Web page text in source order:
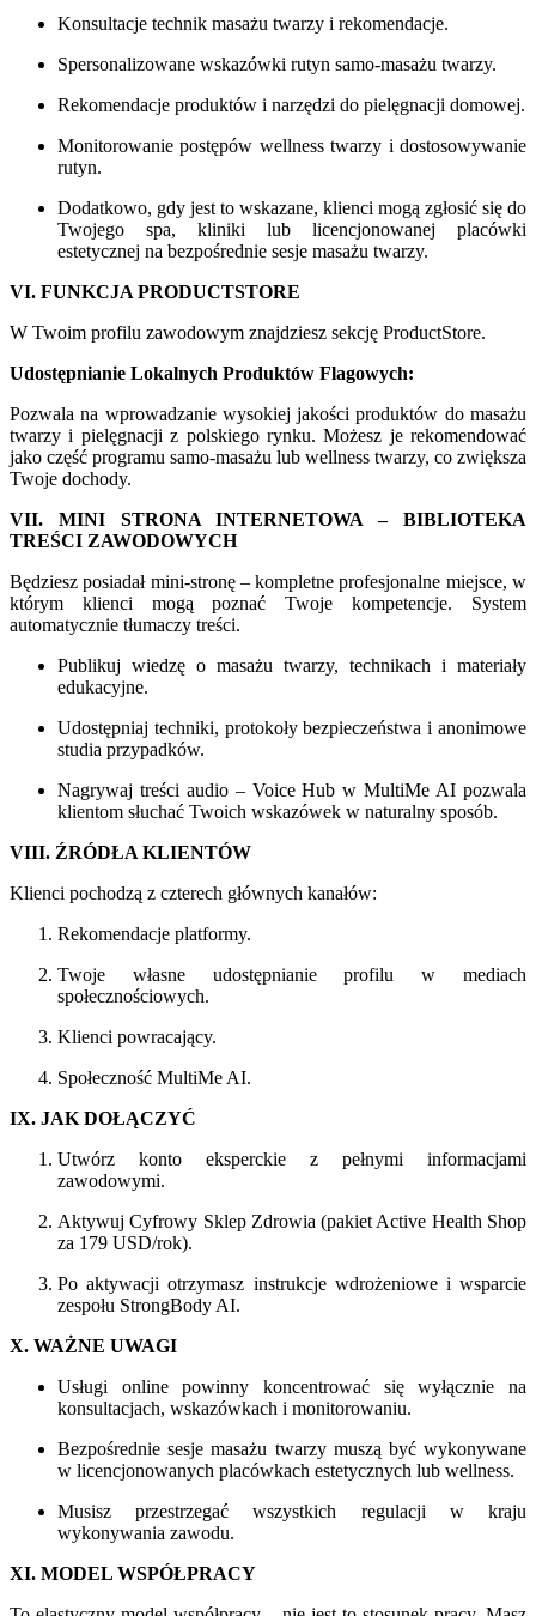
Konsultacje technik masażu twarzy i rekomendacje.
Spersonalizowane wskazówki rutyn samo-masażu twarzy.
Rekomendacje produktów i narzędzi do pielęgnacji domowej.
Monitorowanie postępów wellness twarzy i dostosowywanie
rutyn.
Dodatkowo, gdy jest to wskazane, klienci mogą zgłosić się do
Twojego spa, kliniki lub licencjonowanej placówki
estetycznej na bezpośrednie sesje masażu twarzy.
VI. FUNKCJA PRODUCTSTORE
W Twoim profilu zawodowym znajdziesz sekcję ProductStore.
Udostępnianie Lokalnych Produktów Flagowych:
Pozwala na wprowadzanie wysokiej jakości produktów do masażu
twarzy i pielęgnacji z polskiego rynku. Możesz je rekomendować
jako część programu samo-masażu lub wellness twarzy, co zwiększa
Twoje dochody.
VII. MINI STRONA INTERNETOWA – BIBLIOTEKA
TREŚCI ZAWODOWYCH
Będziesz posiadał mini-stronę – kompletne profesjonalne miejsce, w
którym klienci mogą poznać Twoje kompetencje. System
automatycznie tłumaczy treści.
Publikuj wiedzę o masażu twarzy, technikach i materiały
edukacyjne.
Udostępniaj techniki, protokoły bezpieczeństwa i anonimowe
studia przypadków.
Nagrywaj treści audio – Voice Hub w MultiMe AI pozwala
klientom słuchać Twoich wskazówek w naturalny sposób.
VIII. ŹRÓDŁA KLIENTÓW
Klienci pochodzą z czterech głównych kanałów:
Rekomendacje platformy.
Twoje własne udostępnianie profilu w mediach
społecznościowych.
Klienci powracający.
Społeczność MultiMe AI.
IX. JAK DOŁĄCZYĆ
Utwórz konto eksperckie z pełnymi informacjami
zawodowymi.
Aktywuj Cyfrowy Sklep Zdrowia (pakiet Active Health Shop
za 179 USD/rok).
Po aktywacji otrzymasz instrukcje wdrożeniowe i wsparcie
zespołu StrongBody AI.
X. WAŻNE UWAGI
Usługi online powinny koncentrować się wyłącznie na
konsultacjach, wskazówkach i monitorowaniu.
Bezpośrednie sesje masażu twarzy muszą być wykonywane
w licencjonowanych placówkach estetycznych lub wellness.
Musisz przestrzegać wszystkich regulacji w kraju
wykonywania zawodu.
XI. MODEL WSPÓŁPRACY